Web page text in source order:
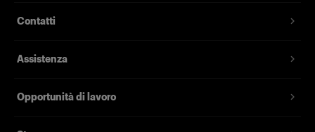
Contatti
Assistenza
Opportunità di lavoro